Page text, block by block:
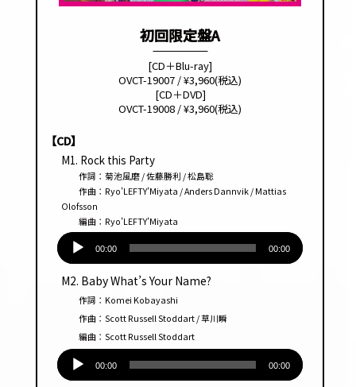
初回限定盤A
[CD＋Blu-ray]
OVCT-19007 / ¥3,960(税込)
[CD＋DVD]
OVCT-19008 / ¥3,960(税込)
【CD】
M1. Rock this Party
作詞：菊池風磨 / 佐藤勝利 / 松島聡
作曲：Ryo’LEFTY’Miyata / Anders Dannvik / Mattias
Olofsson
編曲：Ryo’LEFTY’Miyata
レー
00:00 00:00
M2. Baby What’s Your Name?
作詞：Komei Kobayashi
作曲：Scott Russell Stoddart / 草川瞬
編曲：Scott Russell Stoddart
00:00 00:00